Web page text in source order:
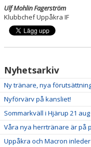
Ulf Mohlin Fagerström
Klubbchef Uppåkra IF
Nyhetsarkiv
Ny tränare, nya
Nyförvärv på kansliet!
Sommarkväll i Hjärup 21 aug
Våra nya herrtränare är på
Uppåkra och Macron